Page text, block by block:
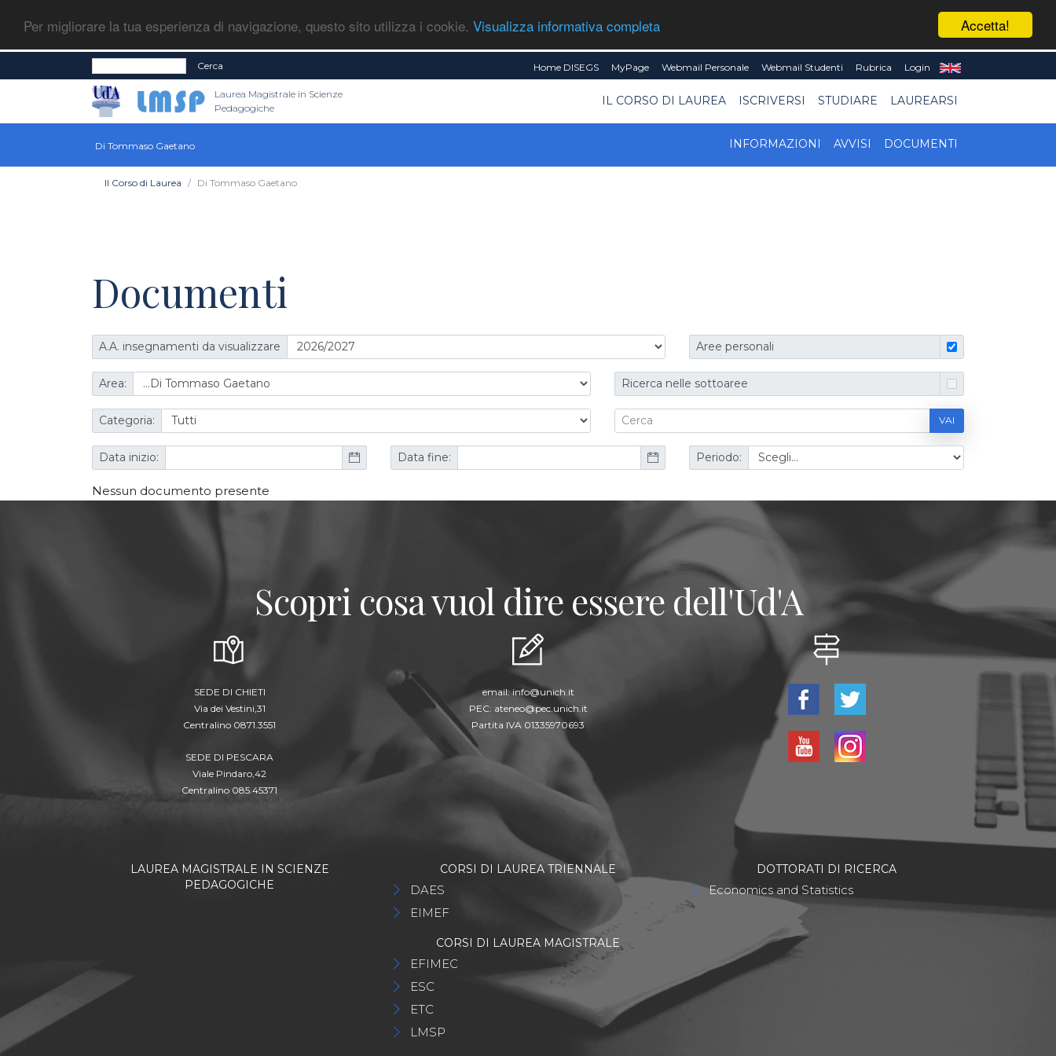
Accetta!
Per migliorare la tua esperienza di navigazione, questo sito utilizza i cookie. Visualizza informativa completa
Cerca Home DISEGS MyPage Webmail Personale Webmail Studenti Rubrica Login
Laurea Magistrale in Scienze
Pedagogiche
IL CORSO DI LAUREA ISCRIVERSI STUDIARE LAUREARSI
Di Tommaso Gaetano INFORMAZIONI AVVISI DOCUMENTI
Il Corso di Laurea Di Tommaso Gaetano
Documenti
A.A. insegnamenti da visualizzare Aree personali
Area: Ricerca nelle sottoaree
Categoria: VAI
Data inizio: Data fine: Periodo:
Nessun documento presente
Scopri cosa vuol dire essere dell'Ud'A
SEDE DI CHIETI
Via dei Vestini,31
Centralino 0871.3551
SEDE DI PESCARA
Viale Pindaro,42
Centralino 085.45371
email:info@unich.it
PEC: ateneo@pec.unich.it
Partita IVA 01335970693
LAUREA MAGISTRALE IN SCIENZE
PEDAGOGICHE
CORSI DI LAUREA TRIENNALE
DAES
EIMEF
CORSI DI LAUREA MAGISTRALE
EFIMEC
ESC
ETC
LMSP
DOTTORATI DI RICERCA
Economics and Statistics